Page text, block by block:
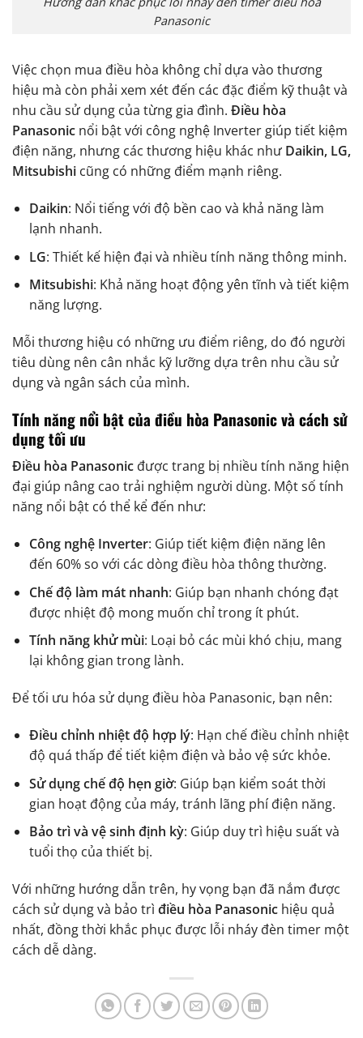
Panasonic
Việc chọn mua điều hòa không chỉ dựa vào thương
hiệu mà còn phải xem xét đến các đặc điểm kỹ thuật và
nhu cầu sử dụng của từng gia đình. Điều hòa
Panasonic nổi bật với công nghệ Inverter giúp tiết kiệm
điện năng, nhưng các thương hiệu khác như Daikin, LG,
Mitsubishi cũng có những điểm mạnh riêng.
Daikin: Nổi tiếng với độ bền cao và khả năng làm
lạnh nhanh.
LG: Thiết kế hiện đại và nhiều tính năng thông minh.
Mitsubishi: Khả năng hoạt động yên tĩnh và tiết kiệm
năng lượng.
Mỗi thương hiệu có những ưu điểm riêng, do đó người
tiêu dùng nên cân nhắc kỹ lưỡng dựa trên nhu cầu sử
dụng và ngân sách của mình.
Tính năng nổi bật của điều hòa Panasonic và cách sử
dụng tối ưu
Điều hòa Panasonic được trang bị nhiều tính năng hiện
đại giúp nâng cao trải nghiệm người dùng. Một số tính
năng nổi bật có thể kể đến như:
Công nghệ Inverter: Giúp tiết kiệm điện năng lên
đến 60% so với các dòng điều hòa thông thường.
Chế độ làm mát nhanh: Giúp bạn nhanh chóng đạt
được nhiệt độ mong muốn chỉ trong ít phút.
Tính năng khử mùi: Loại bỏ các mùi khó chịu, mang
lại không gian trong lành.
Để tối ưu hóa sử dụng điều hòa Panasonic, bạn nên:
Điều chỉnh nhiệt độ hợp lý: Hạn chế điều chỉnh nhiệt
độ quá thấp để tiết kiệm điện và bảo vệ sức khỏe.
Sử dụng chế độ hẹn giờ: Giúp bạn kiểm soát thời
gian hoạt động của máy, tránh lãng phí điện năng.
Bảo trì và vệ sinh định kỳ: Giúp duy trì hiệu suất và
tuổi thọ của thiết bị.
Với những hướng dẫn trên, hy vọng bạn đã nắm được
cách sử dụng và bảo trì điều hòa Panasonic hiệu quả
nhất, đồng thời khắc phục được lỗi nháy đèn timer một
cách dễ dàng.